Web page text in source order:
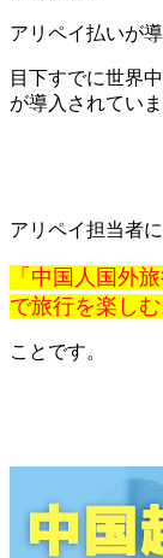
アリペイ払いが
目下すでに世界
が導入されていま
アリペイ担当者
「中国人国外
で旅行を楽しむ
ことです。